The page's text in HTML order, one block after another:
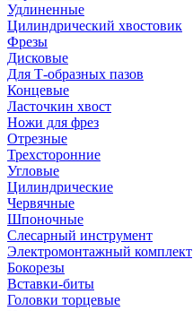
Удлиненные
Цилиндрический хвостовик
Фрезы
Дисковые
Для Т-образных пазов
Концевые
Ласточкин хвост
Ножи для фрез
Отрезные
Трехсторонние
Угловые
Цилиндрические
Червячные
Шпоночные
Слесарный инструмент
Электромонтажный комплект
Бокорезы
Вставки-биты
Головки торцевые